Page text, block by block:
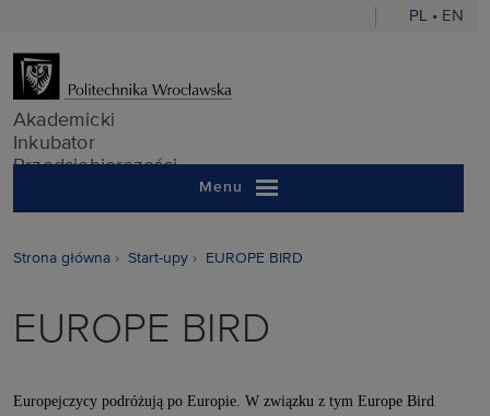
PL • EN
Akademicki
Akademicki
Inkubator
Przedsiębiorczości
Menu
Strona główna Start-upy EUROPE BIRD
EUROPE BIRD
Europejczycy podróżują po Europie. W związku z tym Europe Bird